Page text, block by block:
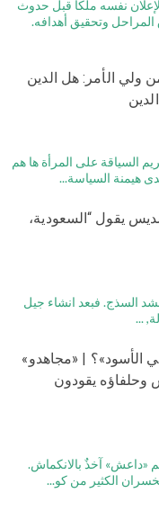
نفسه ملكاً قبل حدوث
وتحقيق أهدافه.
ولي الأمر: هل الدين
السياقة على المرأة ها هم
هيمنة السياسة...
يقول “السعودية،
السذج. فبعد انشاء جيل
...
الأسود»؟ | «مجاهدو»
وحلفاؤه يقودون
«داعش» آخذٌ بالانكماش.
الكثير من كو...